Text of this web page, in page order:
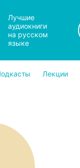
Лучшие
аудиокниги
на русском
языке
Лекции